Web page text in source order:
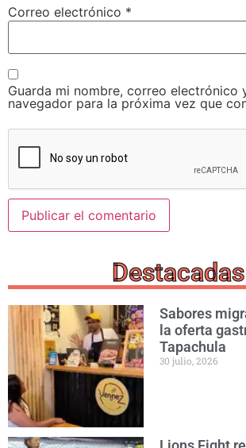
Correo electrónico *
Guarda mi nombre, correo electrónico
navegador para la próxima vez que
Destacadas
Sabores
la oferta
Tapachula
30 julio, 2026